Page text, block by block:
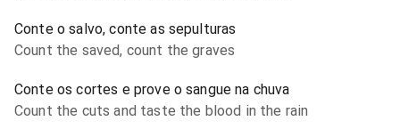
Conte o salvo, conte as sepulturas
Count the saved, count the graves
Conte os cortes e prove o sangue na chuva
Count the cuts and taste the blood in the rain